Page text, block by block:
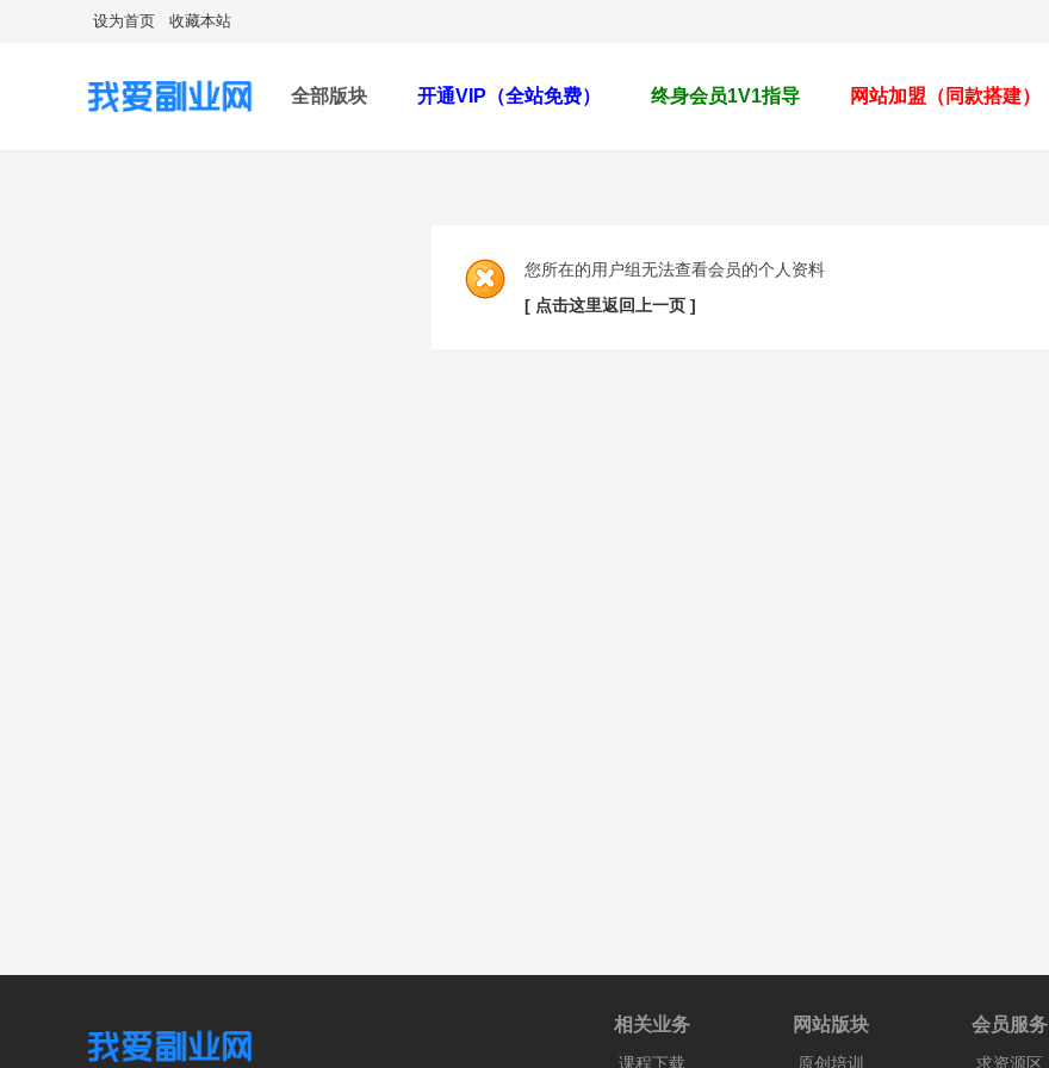
设为首页 收藏本站
全部版块 开通VIP（全站免费） 终身会员1V1指导 网站加盟（同款搭建）
您所在的用户组无法查看会员的个人资料
[ 点击这里返回上一页 ]
相关业务
课程下载
网站版块
原创培训
会员服务
求资源区